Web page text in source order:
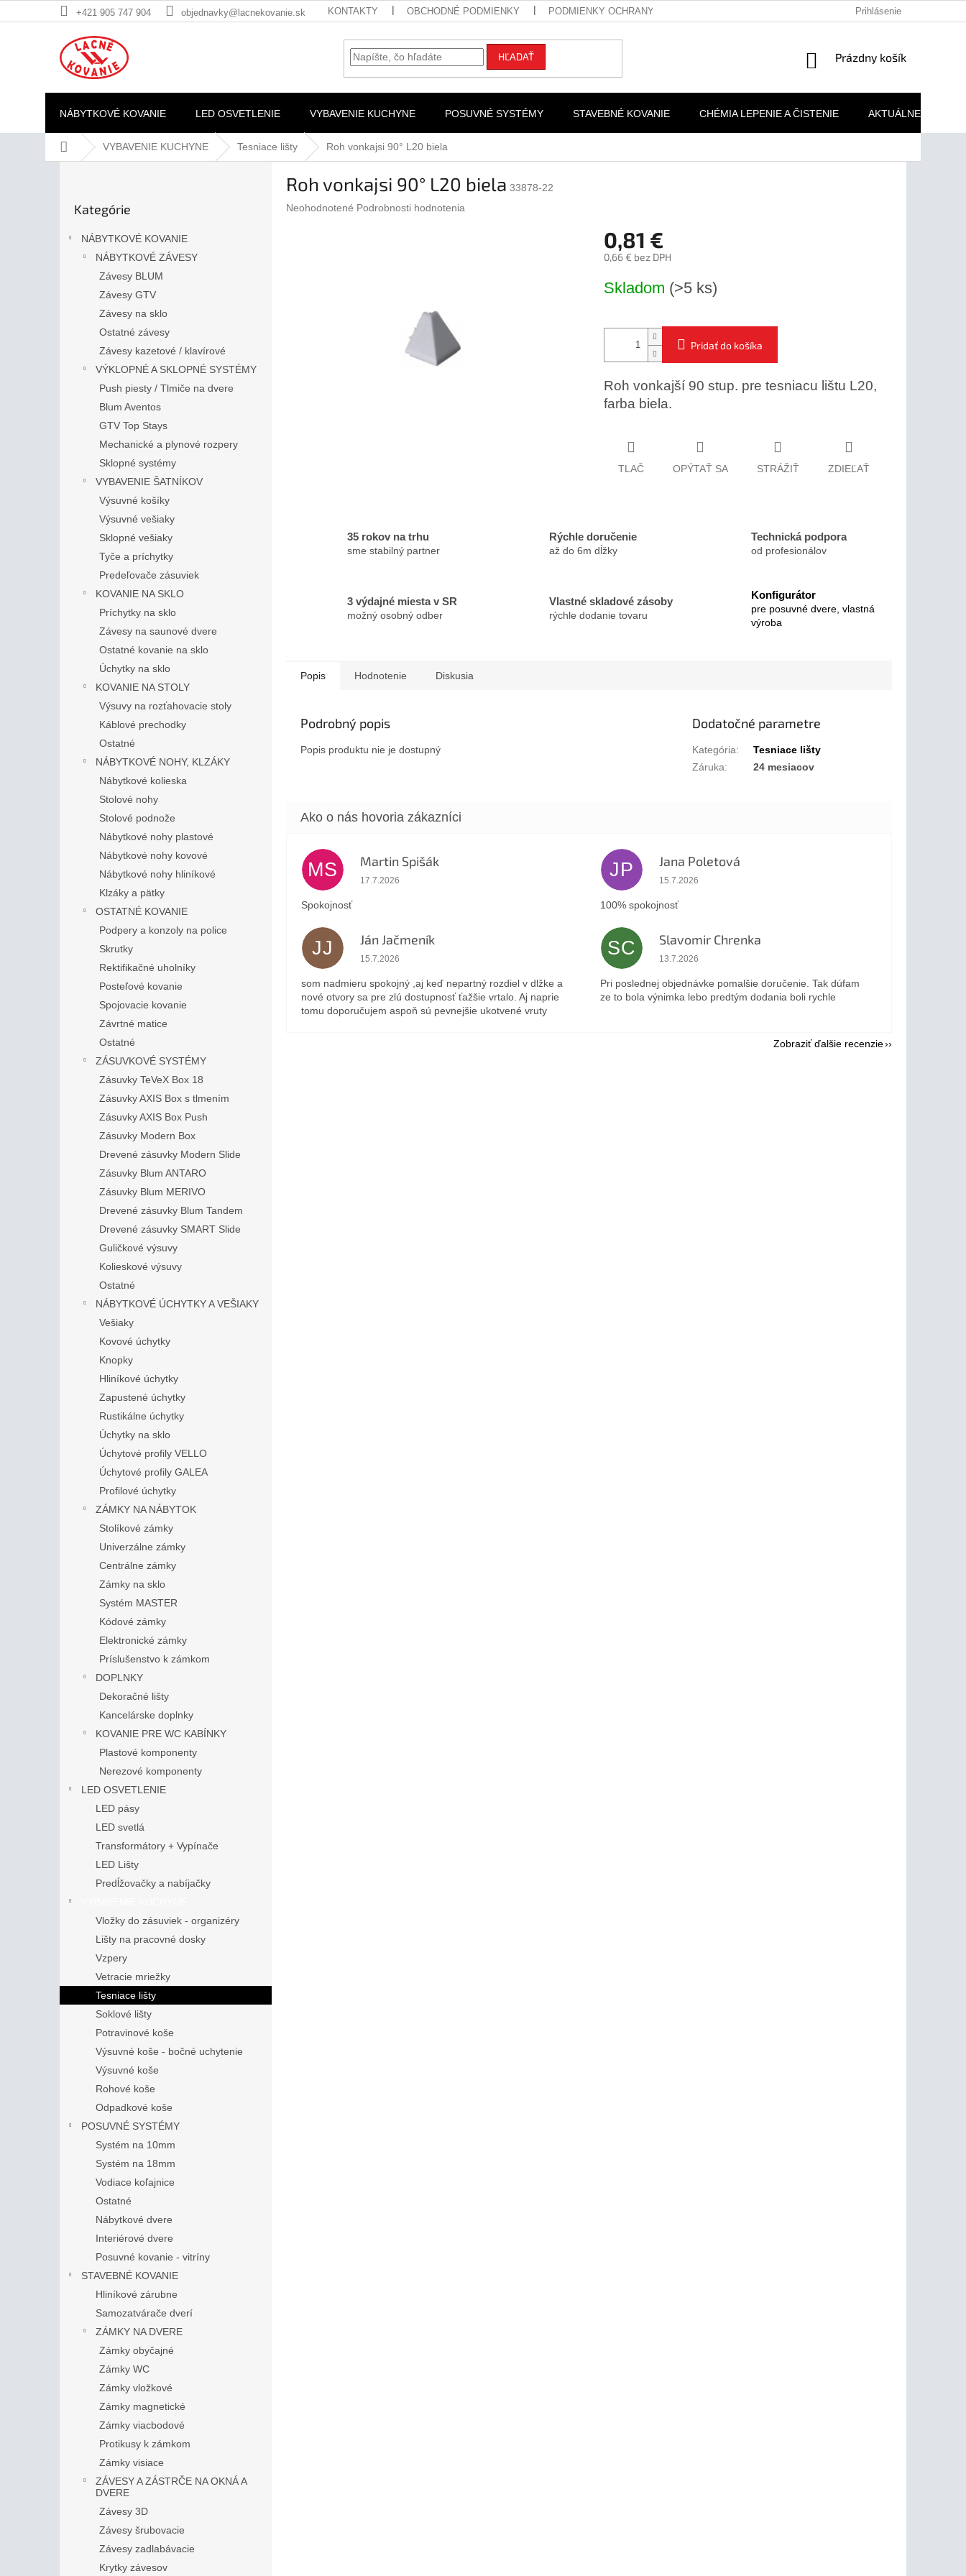
na
+421 905 747 904 objednavky@lacnekovanie.sk KONTAKTY OBCHODNÉ PODMIENKY PODMIENKY OCHRANY OSOBNÝCH ÚDAJOV REKLAMAČNÉ PODMIENKY
Prihlásenie
HĽADAŤ
NÁKUPNÝ
Prázdny košík
NÁBYTKOVÉ KOVANIE LED OSVETLENIE VYBAVENIE KUCHYNE POSUVNÉ SYSTÉMY STAVEBNÉ KOVANIE CHÉMIA LEPENIE A ČISTENIE AKTUÁLNE AKCIE
DomovVYBAVENIE KUCHYNE Tesniace lišty Roh vonkajsi 90° L20 biela
kategórie
Kategórie
NÁBYTKOVÉ KOVANIE
NÁBYTKOVÉ ZÁVESY
Závesy BLUM
Závesy GTV
Závesy na sklo
Ostatné závesy
Závesy kazetové / klavírové
VÝKLOPNÉ A SKLOPNÉ SYSTÉMY
Push piesty / Tlmiče na dvere
Blum Aventos
GTV Top Stays
Mechanické a plynové rozpery
Sklopné systémy
VYBAVENIE ŠATNÍKOV
Výsuvné košíky
Výsuvné vešiaky
Sklopné vešiaky
Tyče a príchytky
Predeľovače zásuviek
KOVANIE NA SKLO
Príchytky na sklo
Závesy na saunové dvere
Ostatné kovanie na sklo
Úchytky na sklo
KOVANIE NA STOLY
Výsuvy na rozťahovacie stoly
Káblové prechodky
Ostatné
NÁBYTKOVÉ NOHY, KLZÁKY
Nábytkové kolieska
Stolové nohy
Stolové podnože
Nábytkové nohy plastové
Nábytkové nohy kovové
Nábytkové nohy hliníkové
Klzáky a pätky
OSTATNÉ KOVANIE
Podpery a konzoly na police
Skrutky
Rektifikačné uholníky
Posteľové kovanie
Spojovacie kovanie
Závrtné matice
Ostatné
ZÁSUVKOVÉ SYSTÉMY
Zásuvky TeVeX Box 18
Zásuvky AXIS Box s tlmením
Zásuvky AXIS Box Push
Zásuvky Modern Box
Drevené zásuvky Modern Slide
Zásuvky Blum ANTARO
Zásuvky Blum MERIVO
Drevené zásuvky Blum Tandem
Drevené zásuvky SMART Slide
Guličkové výsuvy
Kolieskové výsuvy
Ostatné
NÁBYTKOVÉ ÚCHYTKY A VEŠIAKY
Vešiaky
Kovové úchytky
Knopky
Hliníkové úchytky
Zapustené úchytky
Rustikálne úchytky
Úchytky na sklo
Úchytové profily VELLO
Úchytové profily GALEA
Profilové úchytky
ZÁMKY NA NÁBYTOK
Stolíkové zámky
Univerzálne zámky
Centrálne zámky
Zámky na sklo
Systém MASTER
Kódové zámky
Elektronické zámky
Príslušenstvo k zámkom
DOPLNKY
Dekoračné lišty
Kancelárske doplnky
KOVANIE PRE WC KABÍNKY
Plastové komponenty
Nerezové komponenty
LED OSVETLENIE
LED pásy
LED svetlá
Transformátory + Vypínače
LED Lišty
Predĺžovačky a nabíjačky
Vložky do zásuviek - organizéry
Lišty na pracovné dosky
Vzpery
Vetracie mriežky
Tesniace lišty
Soklové lišty
Potravinové koše
Výsuvné koše - bočné uchytenie
Výsuvné koše
Rohové koše
Odpadkové koše
POSUVNÉ SYSTÉMY
Systém na 10mm
Systém na 18mm
Vodiace koľajnice
Ostatné
Nábytkové dvere
Interiérové dvere
Posuvné kovanie - vitríny
STAVEBNÉ KOVANIE
Hliníkové zárubne
Samozatvárače dverí
ZÁMKY NA DVERE
Zámky obyčajné
Zámky WC
Zámky vložkové
Zámky magnetické
Zámky viacbodové
Protikusy k zámkom
Zámky visiace
ZÁVESY A ZÁSTRČE NA OKNÁ A
DVERE
Závesy 3D
Závesy šrubovacie
Závesy zadlabávacie
Krytky závesov
Roh vonkajsi 90° L20 biela 33878-22
Priemerné
Neohodnotené Podrobnosti hodnotenia
0,81 €
0,66 € bez DPH
cena:
Skladom (>5 ks)
Pridať do košíka
Roh vonkajší 90 stup. pre tesniacu lištu L20,
farba biela.
TLAČ OPÝTAŤ SA STRÁŽIŤ ZDIEĽAŤ
35 rokov na trhu
sme stabilný partner
Rýchle doručenie
až do 6m dĺžky
Technická podpora
od profesionálov
3 výdajné miesta v SR
možný osobný odber
Vlastné skladové zásoby
rýchle dodanie tovaru
Konfigurátor
pre posuvné dvere, vlastná
výroba
Popis Hodnotenie Diskusia
Podrobný popis
Popis produktu nie je dostupný
Dodatočné parametre
Kategória:
Tesniace lišty
Záruka: 24 mesiacov
MS Martin Spišák
Hodnotenie obchodu je 5 z 5 hviezdičiek.
17.7.2026
Spokojnosť
JP Jana Poletová
Hodnotenie obchodu je 5 z 5 hviezdičiek.
15.7.2026
100% spokojnosť
JJ Ján Jačmeník
Hodnotenie obchodu je 5 z 5 hviezdičiek.
15.7.2026
som nadmieru spokojný ,aj keď nepartný rozdiel v dlžke a
nové otvory sa pre zlú dostupnosť ťažšie vrtalo. Aj naprie
tomu doporučujem aspoň sú pevnejšie ukotvené vruty
SC Slavomir Chrenka
Hodnotenie obchodu je 5 z 5 hviezdičiek.
13.7.2026
Pri poslednej objednávke pomalšie doručenie. Tak dúfam
ze to bola výnimka lebo predtým dodania boli rychle
Zobraziť ďalšie recenzie